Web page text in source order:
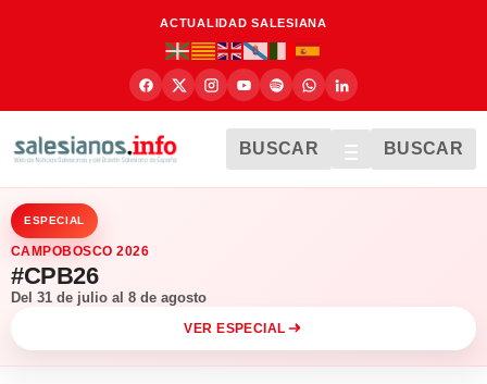
ACTUALIDAD SALESIANA
BUSCAR BUSCAR
ESPECIAL
CAMPOBOSCO 2026
#CPB26
Del 31 de julio al 8 de agosto
VER ESPECIAL